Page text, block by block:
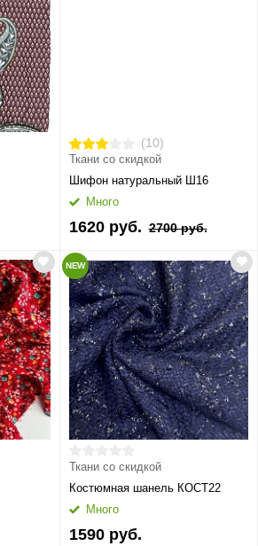
(10)
Ткани со скидкой
Шифон натуральный Ш16
Много
1620 руб. 2700 руб.
NEW
Ткани со скидкой
Костюмная шанель КОСТ22
Много
1590 руб.